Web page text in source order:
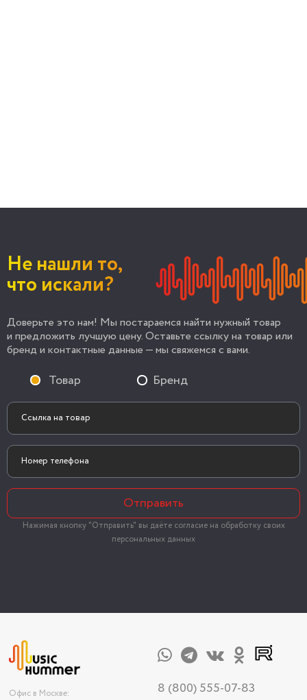
Не нашли то,
что искали?
Доверьте это нам! Мы постараемся найти нужный товар
и предложить лучшую цену. Оставьте ссылку на товар или
бренд и контактные данные — мы свяжемся с вами.
Товар Бренд
Отправить
Нажимая кнопку "Отправить" вы даёте согласие на обработку своих
персональных данных
Офис в Москве:
8 (800) 555-07-83